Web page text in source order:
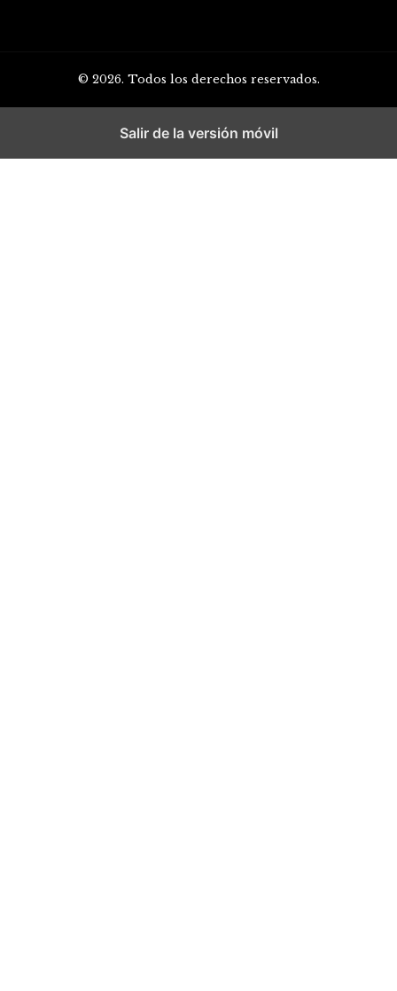
© 2026. Todos los derechos reservados.
Salir de la versión móvil